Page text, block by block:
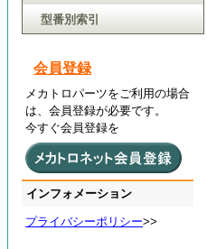
型番別索引
会員登録
メカトロパーツをご利用の場合
は、会員登録が必要です。
今すぐ会員登録を
インフォメーション
プライバシーポリシー>>